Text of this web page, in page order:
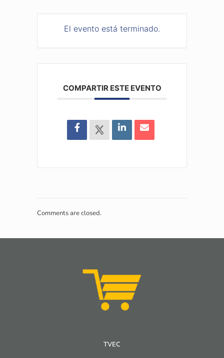
El evento está terminado.
COMPARTIR ESTE EVENTO
Comments are closed.
TVEC